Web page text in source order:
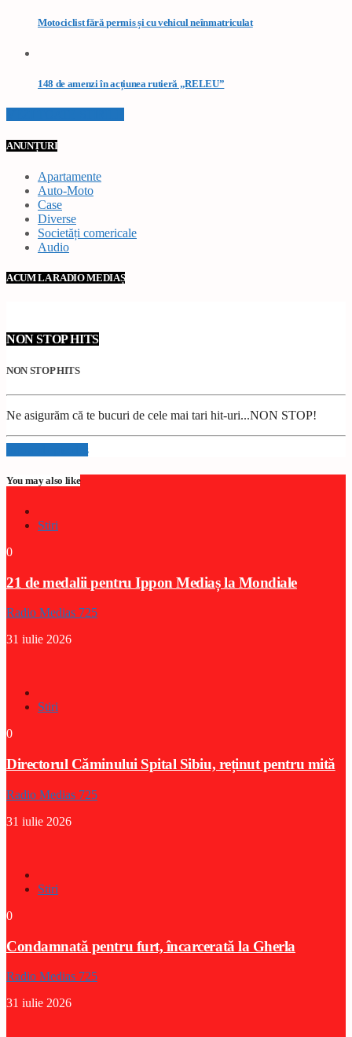
Motociclist fără permis și cu vehicul neînmatriculat
148 de amenzi în acțiunea rutieră „RELEU”
ANUNȚURI
Apartamente
Auto-Moto
Case
Diverse
Societăți comericale
Audio
ACUM LA RADIO MEDIAȘ
NON STOP HITS
NON STOP HITS
Ne asigurăm că te bucuri de cele mai tari hit-uri...NON STOP!
Info and episodes
You may also like
Stiri
0
21 de medalii pentru Ippon Mediaș la Mondiale
Radio Medias 725
31 iulie 2026
Stiri
0
Directorul Căminului Spital Sibiu, reținut pentru mită
Radio Medias 725
31 iulie 2026
Stiri
0
Condamnată pentru furt, încarcerată la Gherla
Radio Medias 725
31 iulie 2026